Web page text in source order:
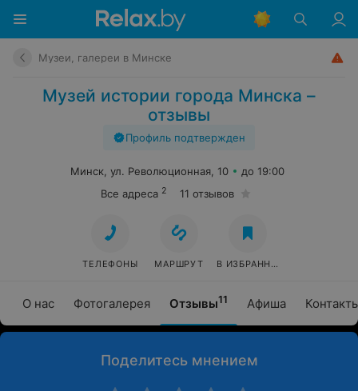
Музеи, галереи в Минске
Музей истории города Минска –
отзывы
Профиль подтвержден
О нас Фотогалерея Отзывы11 Афиша
Минск, ул. Революционная, 10
до 19:00
Все адреса 2 11 отзывов
ТЕЛЕФОНЫ МАРШРУТ В ИЗБРАННОЕ
Поделитесь мнением